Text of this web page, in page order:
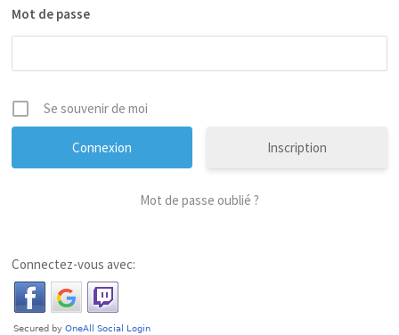
Mot de passe
Se souvenir de moi
Inscription
Mot de passe oublié ?
Connectez-vous avec: